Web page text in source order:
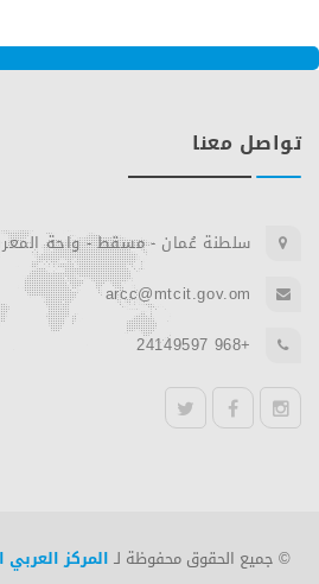
تواصل معنا
سلطنة عُمان - مسقط - واحة
arcc@mtcit.gov.om
+968 24149597
© جميع الحقوق محفوظة لـ المركز